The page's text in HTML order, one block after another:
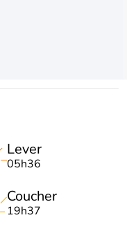
Lever
05h36
Coucher
19h37